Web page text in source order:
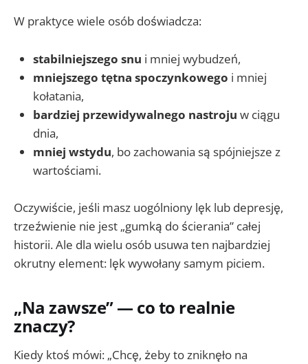
W praktyce wiele osób doświadcza:
stabilniejszego snu i mniej wybudzeń,
mniejszego tętna spoczynkowego i mniej
kołatania,
bardziej przewidywalnego nastroju w ciągu
dnia,
mniej wstydu, bo zachowania są spójniejsze z
wartościami.
Oczywiście, jeśli masz uogólniony lęk lub depresję,
trzeźwienie nie jest „gumką do ścierania” całej
historii. Ale dla wielu osób usuwa ten najbardziej
okrutny element: lęk wywołany samym piciem.
„Na zawsze” — co to realnie
znaczy?
Kiedy ktoś mówi: „Chcę, żeby to zniknęło na